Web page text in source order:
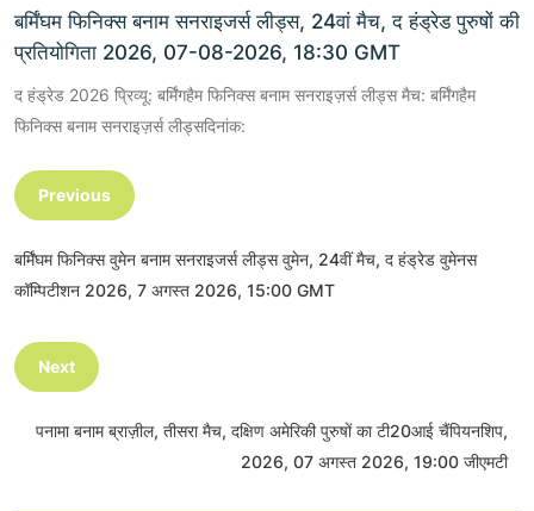
बर्मिंघम फिनिक्स बनाम सनराइजर्स लीड्स, 24वां मैच, द हंड्रेड पुरुषों की
प्रतियोगिता 2026, 07-08-2026, 18:30 GMT
द हंड्रेड 2026 प्रिव्यू: बर्मिंगहैम फिनिक्स बनाम सनराइज़र्स लीड्स मैच: बर्मिंगहैम
फिनिक्स बनाम सनराइज़र्स लीड्सदिनांक:
Previous
बर्मिंघम फिनिक्स वुमेन बनाम सनराइजर्स लीड्स वुमेन, 24वीं मैच, द हंड्रेड वुमेनस
कॉम्पिटीशन 2026, 7 अगस्त 2026, 15:00 GMT
Next
पनामा बनाम ब्राज़ील, तीसरा मैच, दक्षिण अमेरिकी पुरुषों का टी20आई चैंपियनशिप,
2026, 07 अगस्त 2026, 19:00 जीएमटी